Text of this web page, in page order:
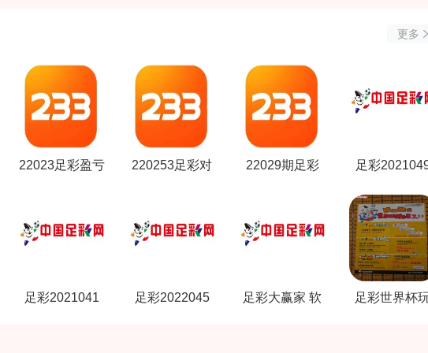
更多
22023足彩盈亏 220253足彩对 22029期足彩 足彩
推荐
足彩2021041 足彩2022045 足彩大赢家 软 足彩世界杯